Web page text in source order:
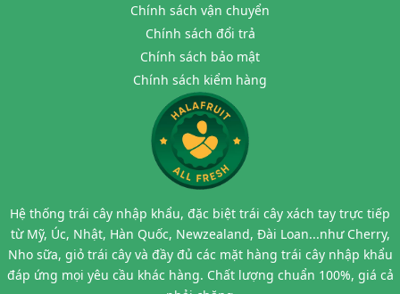
Chính sách vận chuyển
Chính sách đổi trả
Chính sách bảo mật
Chính sách kiểm hàng
Hệ thống trái cây nhập khẩu, đặc biệt trái cây xách tay trực tiếp
từ Mỹ, Úc, Nhật, Hàn Quốc, Newzealand, Đài Loan...như Cherry,
Nho sữa, giỏ trái cây và đầy đủ các mặt hàng trái cây nhập khẩu
đáp ứng mọi yêu cầu khác hàng. Chất lượng chuẩn 100%, giá cả